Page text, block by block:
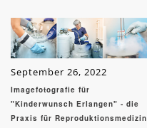
September 26, 2022
Imagefotografie für
"Kinderwunsch Erlangen" - die
Praxis für Reproduktionsmedizin